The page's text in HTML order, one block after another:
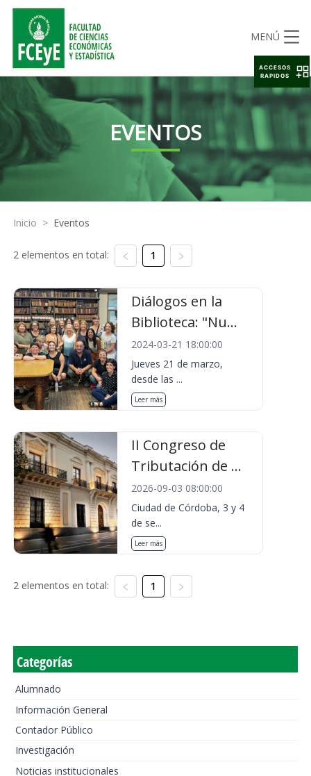
MENÚ
EVENTOS
Inicio > Eventos
2 elementos en total: 1
Diálogos en la
Biblioteca: "Nu...
2024-03-21 18:00:00
Jueves 21 de marzo,
desde las ...
Leer más
II Congreso de
Tributación de ...
2026-09-03 08:00:00
Ciudad de Córdoba, 3 y 4
de se...
Leer más
2 elementos en total: 1
Categorías
Alumnado
Información General
Contador Público
Investigación
Noticias institucionales
ACCESOS
RAPIDOS